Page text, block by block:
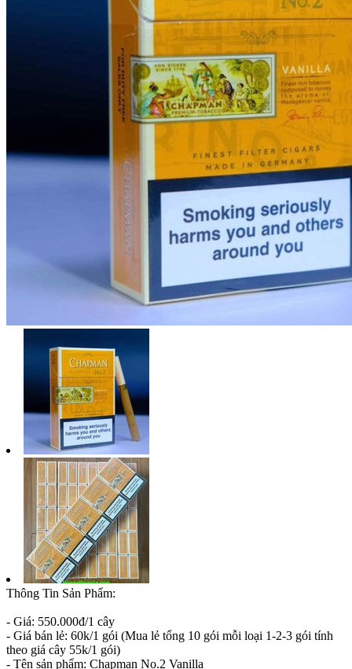
Thông Tin Sản Phẩm:
- Giá: 550.000đ/1 cây
- Giá bán lẻ: 60k/1 gói (Mua lẻ tổng 10 gói mỗi loại 1-2-3 gói tính
theo giá cây 55k/1 gói)
- Tên sản phẩm: Chapman No.2 Vanilla